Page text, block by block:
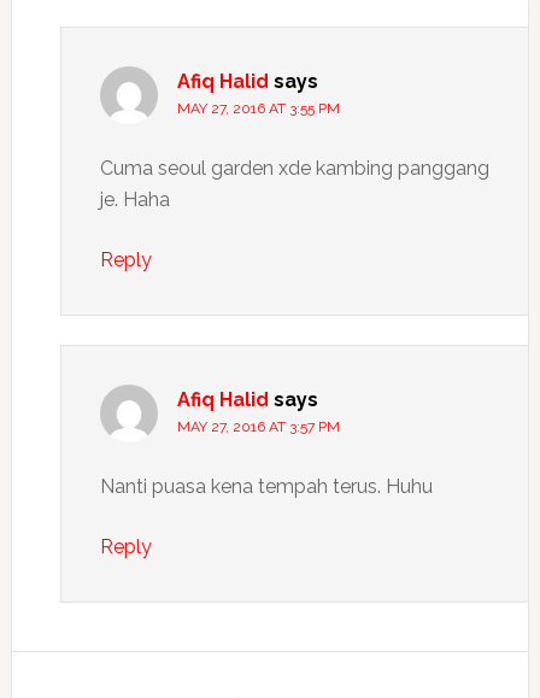
Afiq Halid says
MAY 27, 2016 AT 3:55 PM
Cuma seoul garden xde kambing panggang
je. Haha
Reply
Afiq Halid says
MAY 27, 2016 AT 3:57 PM
Nanti puasa kena tempah terus. Huhu
Reply